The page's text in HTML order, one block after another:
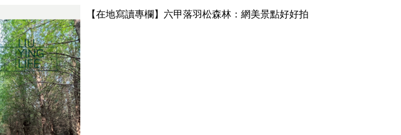
【在地寫讀專欄】六甲落羽松森林：網美景點好好拍